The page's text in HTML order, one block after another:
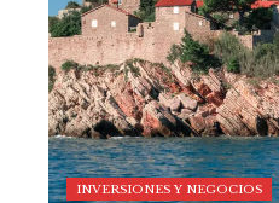
INVERSIONES Y NEGOCIOS